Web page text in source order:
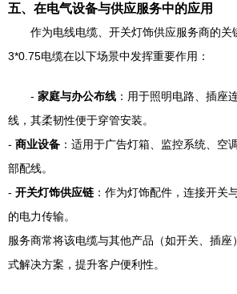
五、在电气设备与供应服务中的应用
作为电线电缆、开关灯饰供应服务商的关
3*0.75电缆在以下场景中发挥重要作用：
- 家庭与办公布线 ：用于照明电路、插座
线，其柔韧性便于穿管安装。
- 商业设备 ：适用于广告灯箱、监控系统、空
部配线。
- 开关灯饰供应链 ：作为灯饰配件，连接开关
的电力传输。
服务商常将该电缆与其他产品（如开关、插
式解决方案，提升客户便利性。